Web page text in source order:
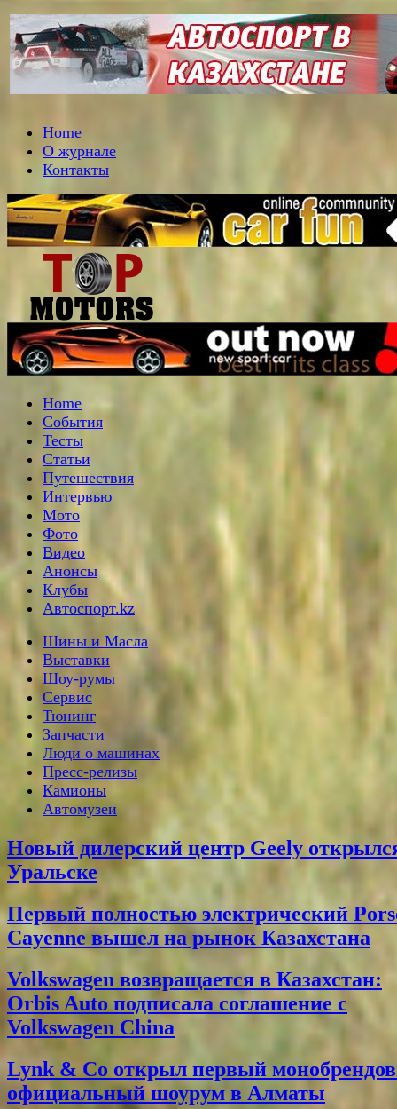
Home
О журнале
Контакты
Home
События
Тесты
Статьи
Путешествия
Интервью
Мото
Фото
Видео
Анонсы
Клубы
Автоспорт.kz
Шины и Масла
Выставки
Шоу-румы
Сервис
Тюнинг
Запчасти
Люди о машинах
Пресс-релизы
Камионы
Автомузеи
Новый дилерский центр Geely
Уральске
Первый полностью электрический
Cayenne вышел на рынок Казахстана
Volkswagen возвращается в Казахстан:
Orbis Auto подписала соглашение с
Volkswagen China
Lynk & Co открыл первый
официальный шоурум в Алматы